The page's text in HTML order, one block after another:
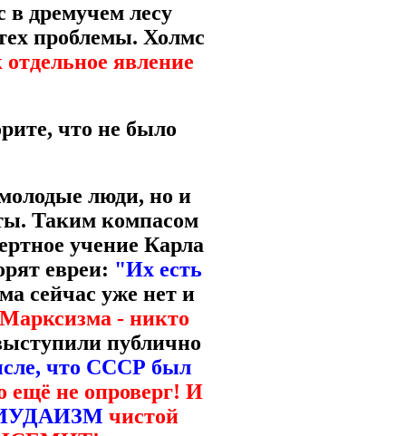
в дремучем лесу
проблемы. Холмс
явление
что не было
люди, но и
Таким компасом
учение Карла
евреи: "Их есть
сейчас уже нет и
- никто
публично
что СССР был
ещё не опроверг! И
чистой